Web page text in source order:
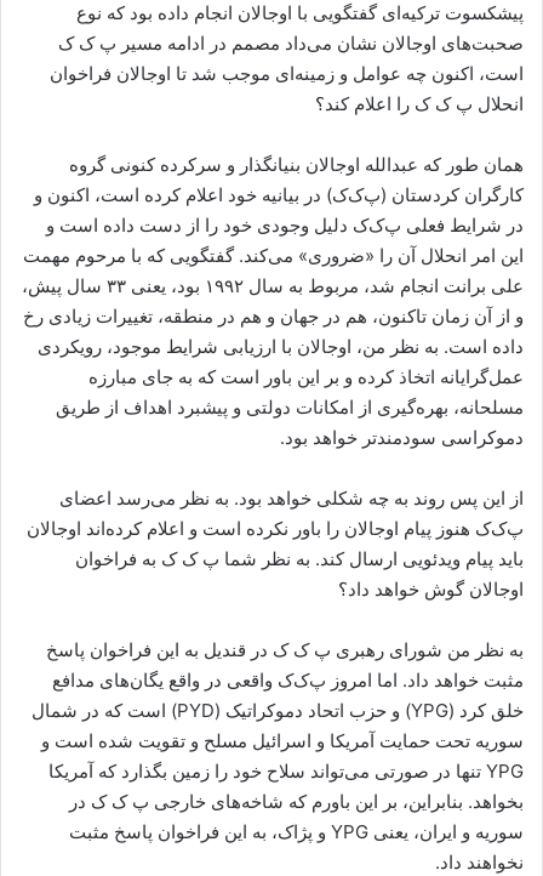
پیشکسوت ترکیه‌ای گفتگویی با اوجالان انجام داده بود که نوع
صحبت‌های اوجالان نشان می‌داد مصمم در ادامه مسیر پ ک ک
است، اکنون چه عوامل و زمینه‌ای موجب شد تا اوجالان فراخوان
انحلال پ ک ک را اعلام کند؟
همان طور که عبدالله اوجالان بنیانگذار و سرکرده کنونی گروه
کارگران کردستان (پ‌ک‌ک) در بیانیه خود اعلام کرده است، اکنون و
در شرایط فعلی پ‌ک‌ک دلیل وجودی خود را از دست داده است و
این امر انحلال آن را «ضروری» می‌کند. گفتگویی که با مرحوم مهمت
علی برانت انجام شد، مربوط به سال ۱۹۹۲ بود، یعنی ۳۳ سال پیش،
و از آن زمان تاکنون، هم در جهان و هم در منطقه، تغییرات زیادی رخ
داده است. به نظر من، اوجالان با ارزیابی شرایط موجود، رویکردی
عمل‌گرایانه اتخاذ کرده و بر این باور است که به جای مبارزه
مسلحانه، بهره‌گیری از امکانات دولتی و پیشبرد اهداف از طریق
دموکراسی سودمندتر خواهد بود.
از این پس روند به چه شکلی خواهد بود. به نظر می‌رسد اعضای
پ‌ک‌ک هنوز پیام اوجالان را باور نکرده است و اعلام کرده‌اند اوجالان
باید پیام ویدئویی ارسال کند. به نظر شما پ ک ک به فراخوان
اوجالان گوش خواهد داد؟
به نظر من شورای رهبری پ ک ک در قندیل به این فراخوان پاسخ
مثبت خواهد داد. اما امروز پ‌ک‌ک واقعی در واقع یگان‌های مدافع
خلق کرد (YPG) و حزب اتحاد دموکراتیک (PYD) است که در شمال
سوریه تحت حمایت آمریکا و اسرائیل مسلح و تقویت شده است و
YPG تنها در صورتی می‌تواند سلاح خود را زمین بگذارد که آمریکا
بخواهد. بنابراین، بر این باورم که شاخه‌های خارجی پ ک ک در
سوریه و ایران، یعنی YPG و پژاک، به این فراخوان پاسخ مثبت
نخواهند داد.